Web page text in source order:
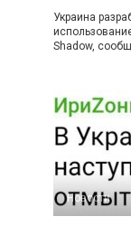
Украина
Shadow,
Новости